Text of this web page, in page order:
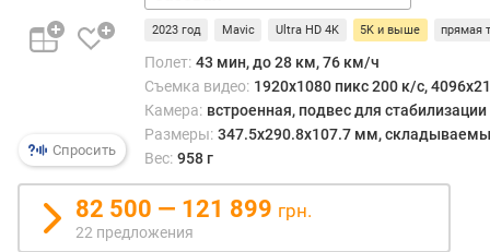
назад
для
них
т
в
к
Спросить
Premium
ComboFly
More
Combo
(DJI
RC)
More
RC
Pro)
2023 год Mavic Ultra HD 4K 5K и выше прямая
Полет: 43 мин, до 28 км, 76 км/ч
Съемка видео: 1920x1080 пикс 200 к/с,
Камера: встроенная, подвес для стабилизации
Размеры: 347.5x290.8x107.7 мм,
Вес: 958 г
82 500 — 121 899 грн.
22 предложения